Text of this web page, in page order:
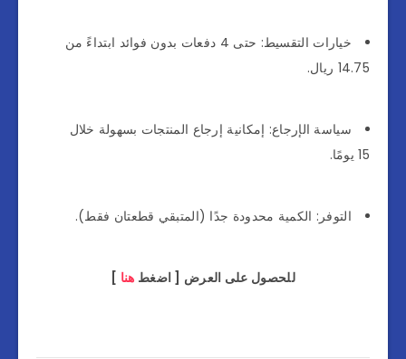
خيارات التقسيط: حتى 4 دفعات بدون فوائد ابتداءً من
14.75 ريال.
سياسة الإرجاع: إمكانية إرجاع المنتجات بسهولة خلال
15 يومًا.
التوفر: الكمية محدودة جدًا (المتبقي قطعتان فقط).
للحصول على العرض [ اضغط هنا ]